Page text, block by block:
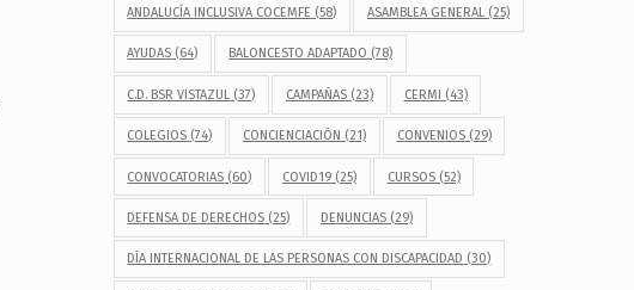
ANDALUCÍA INCLUSIVA COCEMFE (58) ASAMBLEA GENERAL(25)
AYUDAS (64) BALONCESTO ADAPTADO (78)
C.D. BSR VISTAZUL (37) CAMPAÑAS(23) CERMI (43)
COLEGIOS (74) CONCIENCIACIÓN (21) CONVENIOS(29)
CONVOCATORIAS (60) COVID19(25) CURSOS(52)
DEFENSA DE DERECHOS (25) DENUNCIAS(29)
DÍA INTERNACIONAL DE LAS PERSONAS CON DISCAPACIDAD (30)